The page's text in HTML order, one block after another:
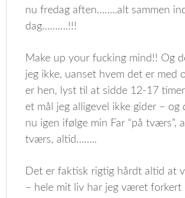
nu fredag aften……..alt sammen
dag……….!!!
Make up your fucking mind!! Og
jeg ikke, uanset hvem det er med
er hen, lyst til at sidde 12-17
et mål jeg alligevel ikke gider – og
nu igen ifølge min Far “på tværs”,
tværs, altid……..
Det er faktisk rigtig hårdt altid at
– hele mit liv har jeg været forkert